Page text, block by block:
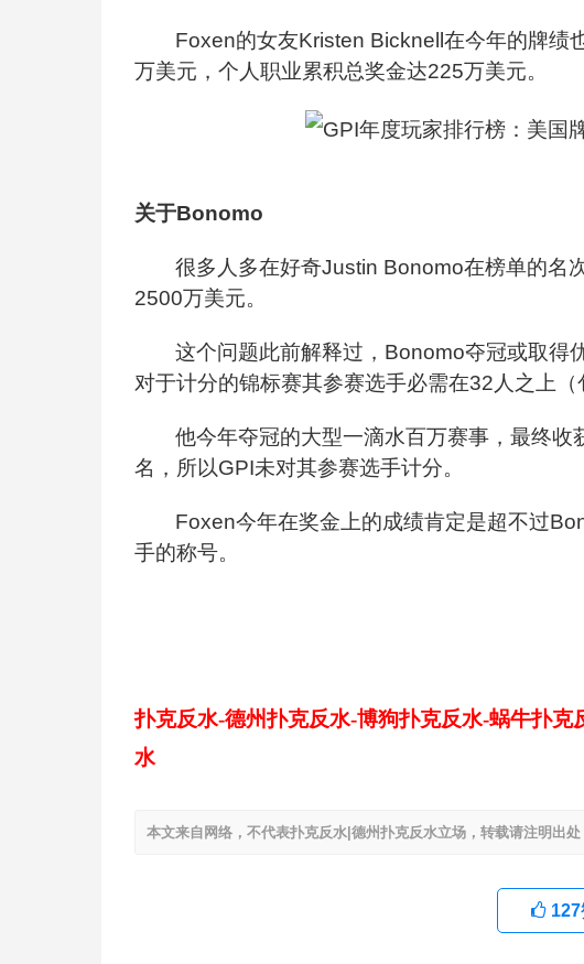
Foxen的女友Kristen Bicknell在今年的牌绩
万美元，个人职业累积总奖金达225万美元。
关于Bonomo
很多人多在好奇Justin Bonomo在榜单的名
2500万美元。
这个问题此前解释过，Bonomo夺冠或取得
对于计分的锦标赛其参赛选手必需在32人之上（
他今年夺冠的大型一滴水百万赛事，最终
名，所以GPI未对其参赛选手计分。
Foxen今年在奖金上的成绩肯定是超不过
手的称号。
扑克反水-德州扑克反水-博狗扑克反水-蜗牛扑
水
本文来自网络，不代表扑克反水|德州扑克反水立场，转载请注明出
127